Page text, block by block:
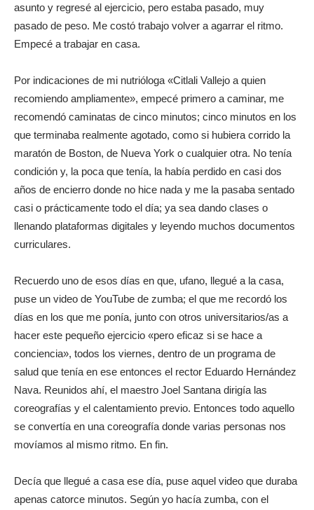
asunto y regresé al ejercicio, pero estaba pasado, muy
pasado de peso. Me costó trabajo volver a agarrar el ritmo.
Empecé a trabajar en casa.
Por indicaciones de mi nutrióloga «Citlali Vallejo a quien
recomiendo ampliamente», empecé primero a caminar, me
recomendó caminatas de cinco minutos; cinco minutos en los
que terminaba realmente agotado, como si hubiera corrido la
maratón de Boston, de Nueva York o cualquier otra. No tenía
condición y, la poca que tenía, la había perdido en casi dos
años de encierro donde no hice nada y me la pasaba sentado
casi o prácticamente todo el día; ya sea dando clases o
llenando plataformas digitales y leyendo muchos documentos
curriculares.
Recuerdo uno de esos días en que, ufano, llegué a la casa,
puse un video de YouTube de zumba; el que me recordó los
días en los que me ponía, junto con otros universitarios/as a
hacer este pequeño ejercicio «pero eficaz si se hace a
conciencia», todos los viernes, dentro de un programa de
salud que tenía en ese entonces el rector Eduardo Hernández
Nava. Reunidos ahí, el maestro Joel Santana dirigía las
coreografías y el calentamiento previo. Entonces todo aquello
se convertía en una coreografía donde varias personas nos
movíamos al mismo ritmo. En fin.
Decía que llegué a casa ese día, puse aquel video que duraba
apenas catorce minutos. Según yo hacía zumba, con el